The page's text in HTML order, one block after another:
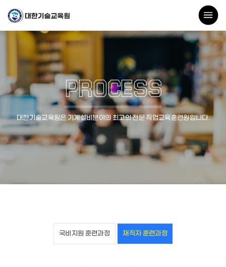
PROCESS
대한기술교육원은 기계설비분야의 최고의 전문 직업교육훈련원입니다.
국비지원 훈련과정 재직자 훈련과정